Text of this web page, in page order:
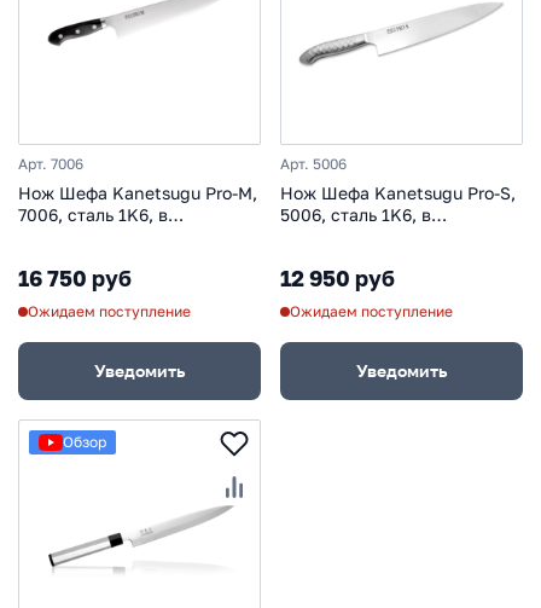
Арт. 7006
Нож Шефа Kanetsugu Pro-M,
7006, сталь 1K6, в
16 750 руб
Ожидаем поступление
Уведомить
Арт. 5006
Нож Шефа Kanetsugu Pro-S,
5006, сталь 1K6, в
12 950 руб
Ожидаем поступление
Уведомить
Обзор